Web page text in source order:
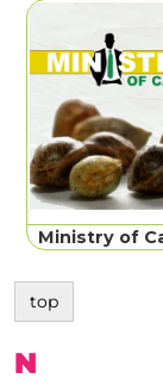
Ministry of
top
N